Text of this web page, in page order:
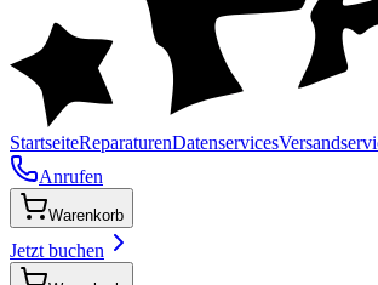
StartseiteReparaturenDatenservices
Anrufen
Warenkorb
Jetzt buchen